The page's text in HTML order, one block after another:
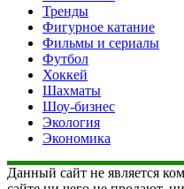
Тренды
Фигурное катание
Фильмы и сериалы
Футбол
Хоккей
Шахматы
Шоу-бизнес
Экология
Экономика
Данный сайт не является